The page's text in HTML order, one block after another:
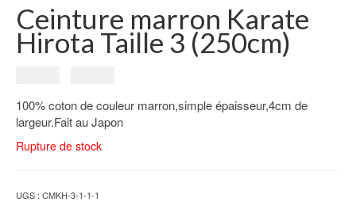
Ceinture marron Karate
Hirota Taille 3 (250cm)
initial
était :
19.00€.
actuel
est :
100% coton de couleur marron,simple épaisseur,4cm de
largeur.Fait au Japon
Rupture de stock
UGS : CMKH-3-1-1-1